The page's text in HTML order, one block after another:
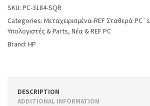
SKU: PC-3184-SQR
Categories: Μεταχειρισμένα-REF Σταθερά PC`s
Υπολογιστές & Parts, Νέα & REF PC
Brand: HP
DESCRIPTION
ADDITIONAL INFORMATION